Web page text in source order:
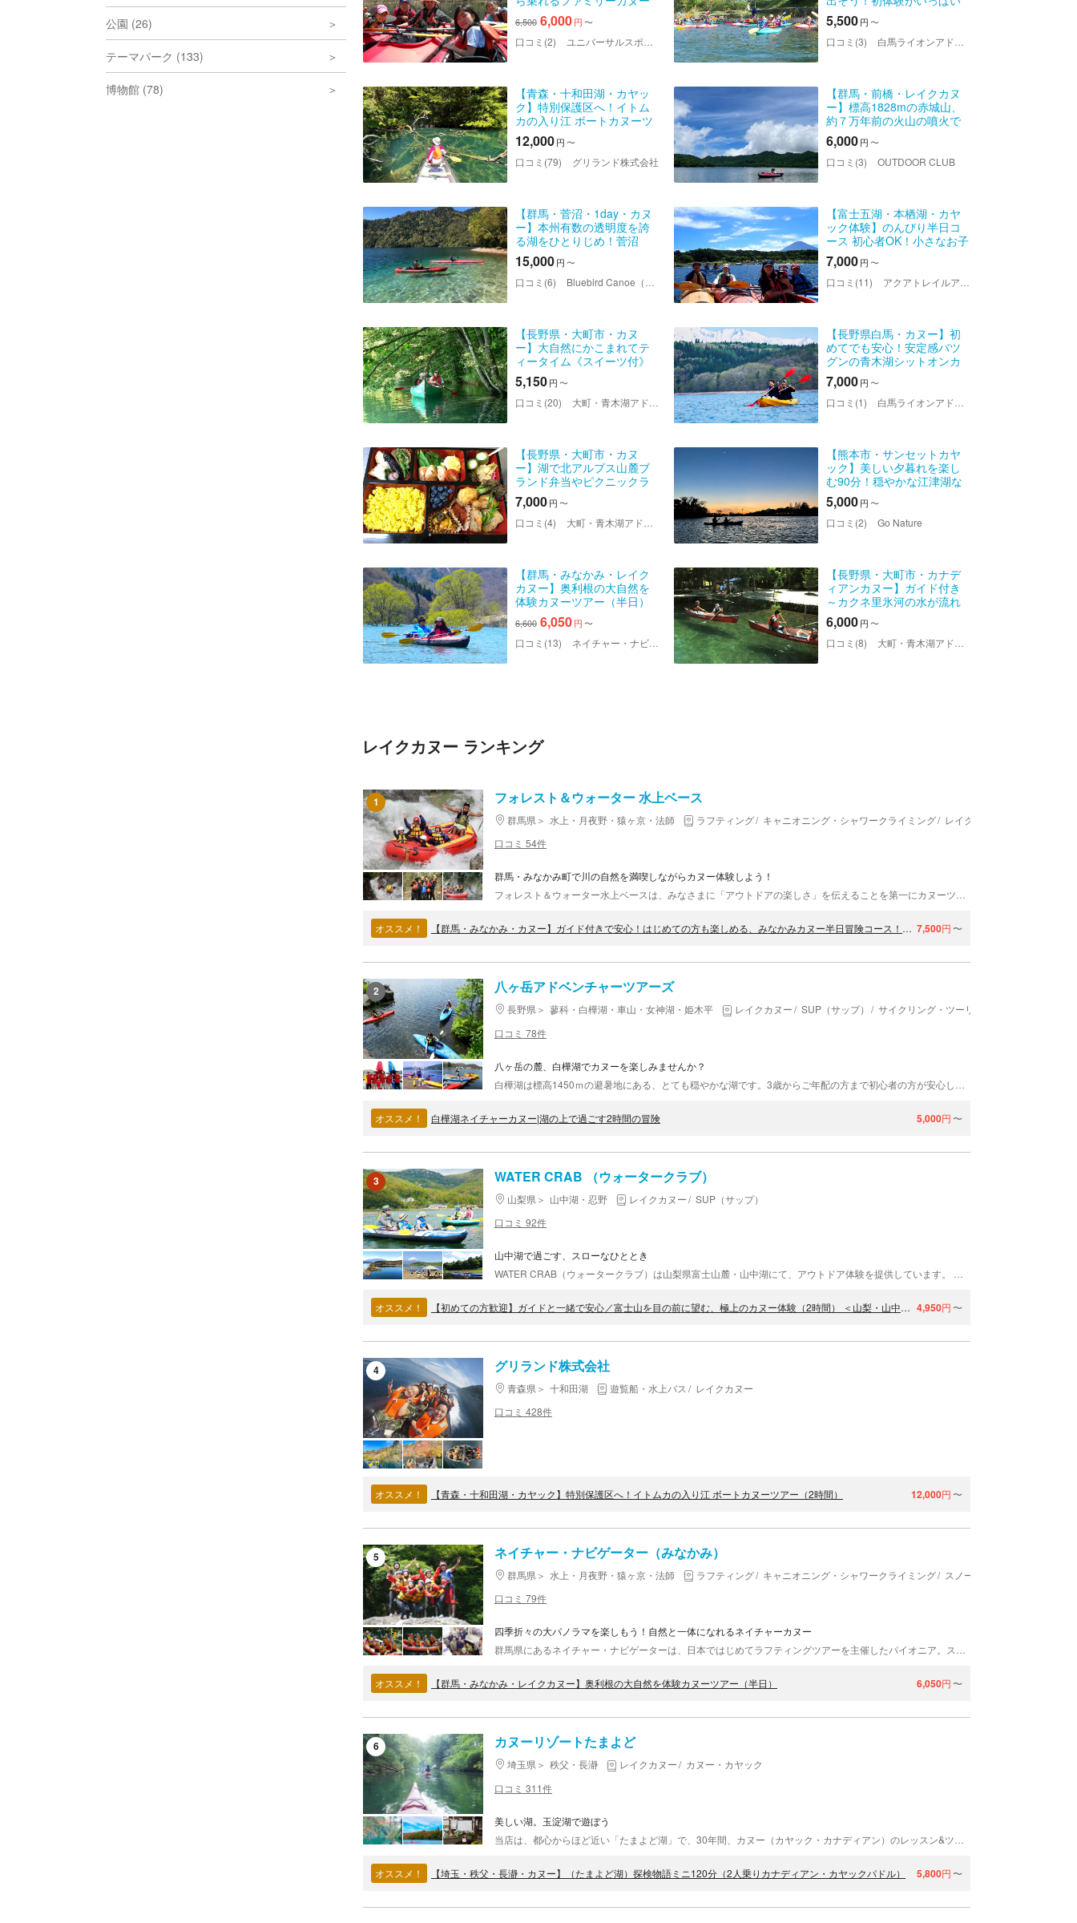
公園 (26)
テーマパーク (133)
博物館 (78)
ツアー・愛犬も乗れる！（2
人乗り）
6,500 6,000円 〜
口コミ(2) ユニバーサルスポーツ協会
の青木湖カヌーツアー
5,500円 〜
口コミ(3) 白馬ライオンアドベンチャー
【青森・十和田湖・カヤッ
ク】特別保護区へ！イトム
カの入り江 ボートカヌーツ
アー（2時間）
12,000円 〜
口コミ(79) グリランド株式会社
【群馬・前橋・レイクカヌ
ー】標高1828mの赤城山、
約７万年前の火山の噴火で
できた 『カルデラ湖』 原生
林に囲まれた天空の赤城大
沼 都心からアクセスも良
6,000円 〜
口コミ(3) OUTDOOR CLUB
【群馬・菅沼・1day・カヌ
ー】本州有数の透明度を誇
る湖をひとりじめ！菅沼
1dayカヌー
15,000円 〜
口コミ(6) Bluebird Canoe（ブルーバードカヌー）
【富士五湖・本栖湖・カヤ
ック体験】のんびり半日コ
ース 初心者OK！小さなお子
様やワンちゃんと一緒に楽
しめます♪抜群の透明度を誇
る湖面を水上散歩。
7,000円 〜
口コミ(11) アクアトレイルアウトフィッターフジ
【長野県・大町市・カヌ
ー】大自然にかこまれてテ
ィータイム《スイーツ付》
青木湖をボヤジャーカヌー
de 実験ツアー で楽しもう
5,150円 〜
口コミ(20) 大町・青木湖アドベンチャークラブ
【長野県白馬・カヌー】初
めてでも安心！安定感バツ
グンの青木湖シットオンカ
ヤックレンタル90分
7,000円 〜
口コミ(1) 白馬ライオンアドベンチャー
【長野県・大町市・カヌ
ー】湖で北アルプス山麓ブ
ランド弁当やピクニックラ
ンチ！ 青木湖ボヤジャー
カヌー de 実験ツアー
7,000円 〜
口コミ(4) 大町・青木湖アドベンチャークラブ
【熊本市・サンセットカヤ
ック】美しい夕暮れを楽し
む90分！穏やかな江津湖な
ら、お子さまも安心（写真
撮影付き）
5,000円 〜
口コミ(2) Go Nature
【群馬・みなかみ・レイク
カヌー】奥利根の大自然を
体験カヌーツアー（半日）
6,600 6,050円 〜
口コミ(13) ネイチャー・ナビゲーター（みなかみ）
【長野県・大町市・カナデ
ィアンカヌー】ガイド付き
～カクネ里氷河の水が流れ
込む青木湖で、2時間ツアー
《北アルプスブランド弁当
付またはBBQ付コースあ
6,000円 〜
口コミ(8) 大町・青木湖アドベンチャークラブ
レイクカヌー ランキング
1 フォレスト＆ウォーター 水上ベース
群馬県 水上・月夜野・猿ヶ京・法師 ラフティング キャニオニング・シャワークライミング レイクカヌー
口コミ 54件
群馬・みなかみ町で川の自然を満喫しながらカヌー体験しよう！
オススメ！ 【群馬・みなかみ・カヌー】ガイド付きで安心！はじめての方も楽しめる、みなかみカヌー半日冒険コース！4歳から参加OK 7,500円 〜
2 八ヶ岳アドベンチャーツアーズ
長野県 蓼科・白樺湖・車山・女神湖・姫木平 レイクカヌー SUP（サップ）
サイクリング・ツーリング・ポタリング
口コミ 78件
八ヶ岳の麓、白樺湖でカヌーを楽しみませんか？
オススメ！ 白樺湖ネイチャーカヌー|湖の上で過ごす2時間の冒険 5,000円 〜
3 WATER CRAB （ウォータークラブ）
山梨県 山中湖・忍野 レイクカヌー
SUP（サップ）
口コミ 92件
山中湖で過ごす、スローなひととき
オススメ！ 【初めての方歓迎】ガイドと一緒で安心／富士山を目の前に望む、極上のカヌー体験（2時間） ＜山梨・山中湖＞ 4,950円 〜
4 グリランド株式会社
青森県 十和田湖 遊覧船・水上バス
レイクカヌー
口コミ 428件
オススメ！ 【青森・十和田湖・カヤック】特別保護区へ！イトムカの入り江 ボートカヌーツアー（2時間） 12,000円 〜
5 ネイチャー・ナビゲーター（みなかみ）
群馬県 水上・月夜野・猿ヶ京・法師 ラフティング キャニオニング・シャワークライミング
スノーシュー・スノートレッ
口コミ 79件
四季折々の大パノラマを楽しもう！自然と一体になれるネイチャーカヌー
群馬県にあるネイチャー・ナビゲーターは、日本ではじめてラフティングツアーを主催したパイオニア。スタッフ全員が公益社団法人日本カヌー連盟公認リバーガイドであり、レスキュー技術やファーストエイド、CPR（心肺蘇生法）においても資格を持っています。ベテランガイド達の案内でカヌーツアーに出かけませんか？開催場所の水上＆奥利根湖は、国内有数のアクティビティスポット。カラダごと四季を感じましょう！
オススメ！ 【群馬・みなかみ・レイクカヌー】奥利根の大自然を体験カヌーツアー（半日） 6,050円 〜
6 カヌーリゾートたまよど
埼玉県 秩父・長瀞 レイクカヌー
カヌー・カヤック
口コミ 311件
美しい湖。玉淀湖で遊ぼう
オススメ！ 【埼玉・秩父・長瀞・カヌー】（たまよど湖）探検物語ミニ120分（2人乗りカナディアン・カヤックパドル） 5,800円 〜